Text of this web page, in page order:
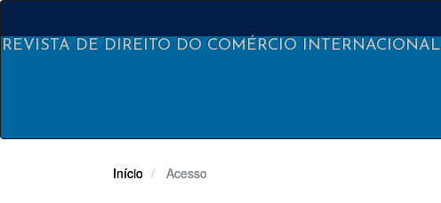
Navegação
Conteúdo
REVISTA DE DIREITO DO COMÉRCIO INTERNACIONAL
Início Acesso